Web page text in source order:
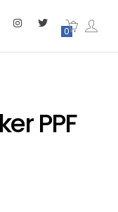
0
PPF